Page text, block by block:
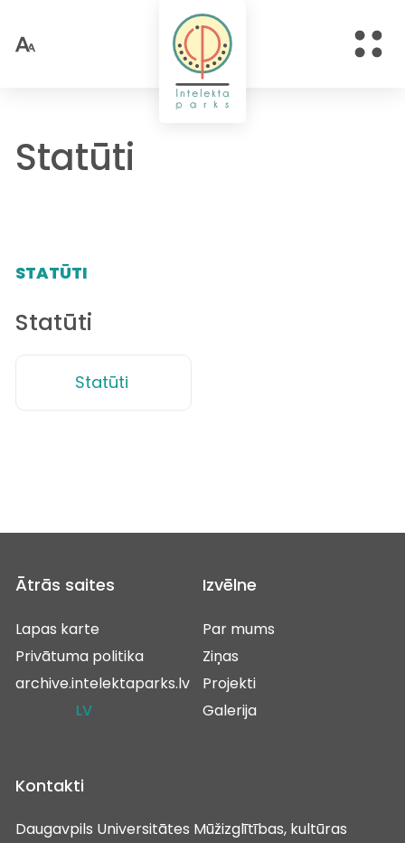
Statūti
STATŪTI
Statūti
Statūti
Ātrās saites
Lapas karte
Privātuma politika
archive.intelektaparks.lv
LV
Izvēlne
Par mums
Ziņas
Projekti
Galerija
Kontakti
Daugavpils Universitātes Mūžizglītības, kultūras